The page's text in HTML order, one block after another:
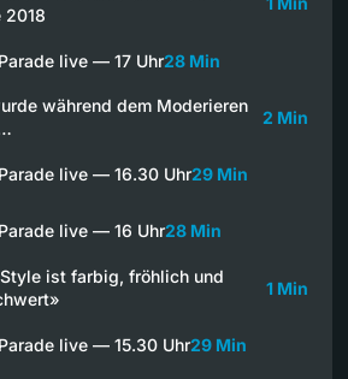
2018
live — 17 Uhr28 Min
während dem Moderieren
2 Min
live — 16.30 Uhr29 Min
live — 16 Uhr28 Min
ist farbig, fröhlich und
1 Min
live — 15.30 Uhr29 Min